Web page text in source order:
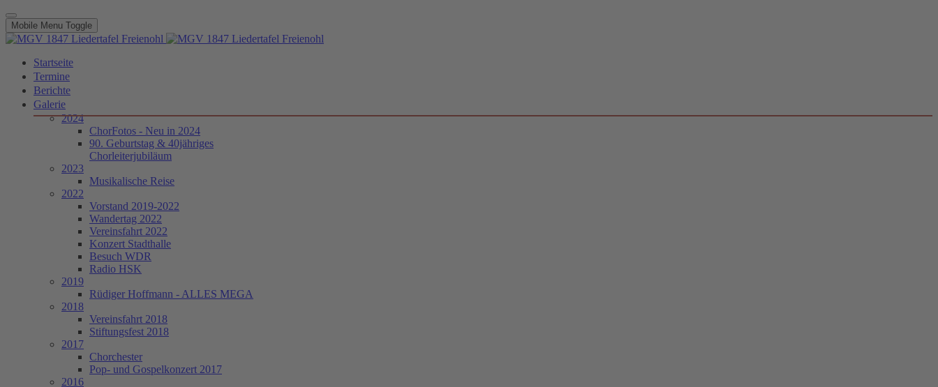
Mobile Menu Toggle
Startseite
Termine
Berichte
Galerie
2024
ChorFotos - Neu in 2024
90. Geburtstag & 40jähriges
Chorleiterjubiläum
2023
Musikalische Reise
2022
Vorstand 2019-2022
Wandertag 2022
Vereinsfahrt 2022
Konzert Stadthalle
Besuch WDR
Radio HSK
2019
Rüdiger Hoffmann - ALLES MEGA
2018
Vereinsfahrt 2018
Stiftungsfest 2018
2017
Chorchester
Pop- und Gospelkonzert 2017
2016